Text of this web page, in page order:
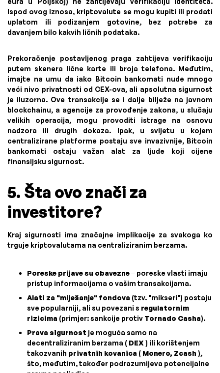
Ispod ovog iznosa, kriptovalute se mogu kupiti ili prodati
uplatom ili podizanjem gotovine, bez potrebe za
davanjem bilo kakvih ličnih podataka.
Prekoračenje postavljenog praga zahtijeva verifikaciju
putem skenera lične karte ili broja telefona. Međutim,
imajte na umu da iako Bitcoin bankomati nude mnogo
veći nivo privatnosti od CEX-ova, ali apsolutna sigurnost
je iluzorna. Ove transakcije se i dalje bilježe na javnom
blockchainu, a agencije za provođenje zakona, u slučaju
velikih operacija, mogu provoditi istrage na osnovu
nadzora ili drugih dokaza. Ipak, u svijetu u kojem
centralizirane platforme postaju sve invazivnije, Bitcoin
bankomati ostaju važan alat za ljude koji cijene
finansijsku sigurnost.
5. Šta ovo znači za
investitore?
Kraj sigurnosti ima značajne implikacije za svakoga ko
trguje kriptovalutama na centraliziranim berzama.
Poreske prijave su obavezne– poreske vlasti imaju
pristup informacijama o vašim transakcijama.
Alati za "miješanje" fondova (tzv. "mikseri") postaju
sve popularniji, ali su povezani s regulatornim
rizicima (primjer: sankcije protiv Tornado Casha).
Prava sigurnost je moguća samo na
decentraliziranim berzama ( DEX ) ili korištenjem
takozvanih privatnih kovanica ( Monero, Zcash ),
što, međutim, također podrazumijeva potencijalne